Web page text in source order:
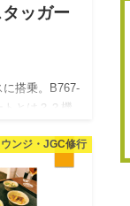
ッガー
搭乗。B767-
とは？？機
の往路は人生
ンジ・JGC修行